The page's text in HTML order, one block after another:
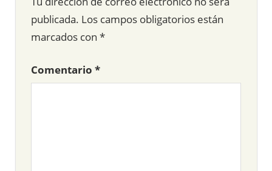
publicada. Los campos obligatorios están
marcados con *
Comentario *